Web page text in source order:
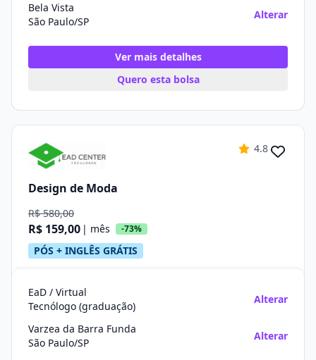
Bela Vista
São Paulo/SP
Alterar
Ver mais detalhes
Quero esta bolsa
4.8
Design de Moda
R$ 580,00
R$ 159,00 | mês -73%
PÓS + INGLÊS GRÁTIS
EaD / Virtual
Tecnólogo (graduação)
Alterar
Varzea da Barra Funda
São Paulo/SP
Alterar